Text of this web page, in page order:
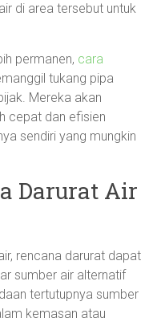
di area tersebut untuk
permanen, cara
tukang pipa
Mereka akan
cepat dan efisien
sendiri yang mungkin
Darurat Air
rencana darurat dapat
sumber air alternatif
tertutupnya sumber
kemasan atau